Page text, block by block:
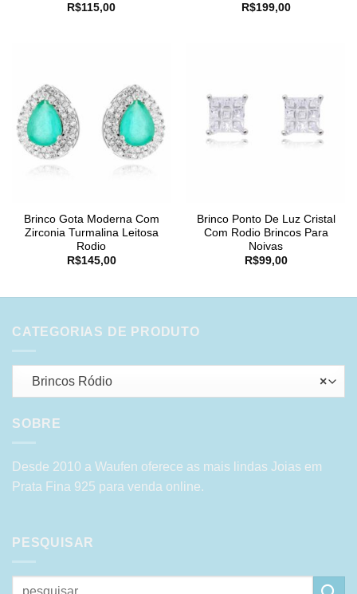
R$115,00
R$199,00
Brinco Gota Moderna Com
Zirconia Turmalina Leitosa
Rodio
R$145,00
Brinco Ponto De Luz Cristal
Com Rodio Brincos Para
Noivas
R$99,00
CATEGORIAS DE PRODUTO
×
Brincos Ródio
SOBRE
Desde 2010 a Waufen oferece as mais lindas Joias em
Prata Fina 925 para venda online.
PESQUISAR
Pesquisar